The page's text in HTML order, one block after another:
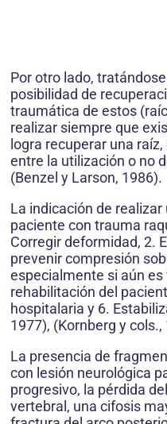
Por otro lado,
posibilidad de
traumática de estos
realizar siempre que
logra recuperar una
entre la utilización o no
(Benzel y Larson, 1986).
La indicación de realizar
paciente con trauma
Corregir deformidad, 2.
prevenir compresión
especialmente si aún
rehabilitación del
hospitalaria y 6.
1977), (Kornberg y
La presencia de
con lesión neurológica
progresivo, la pérdida
vertebral, una cifosis